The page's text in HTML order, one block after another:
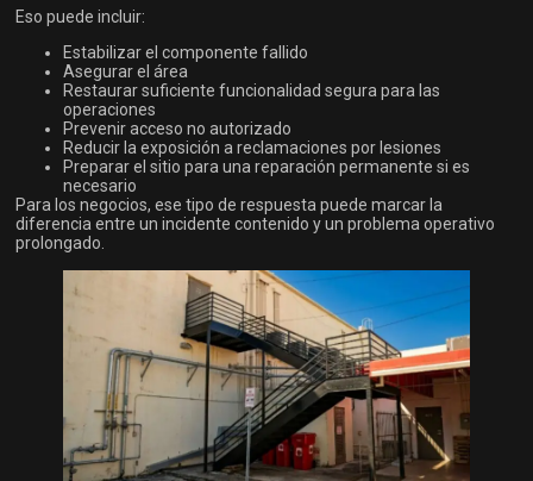
Eso puede incluir:
Estabilizar el componente fallido
Asegurar el área
Restaurar suficiente funcionalidad segura para las
operaciones
Prevenir acceso no autorizado
Reducir la exposición a reclamaciones por lesiones
Preparar el sitio para una reparación permanente si es
necesario
Para los negocios, ese tipo de respuesta puede marcar la
diferencia entre un incidente contenido y un problema operativo
prolongado.